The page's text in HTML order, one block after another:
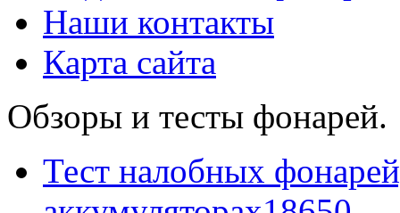
Наши контакты
Карта сайта
Обзоры и тесты фонарей.
Тест налобных